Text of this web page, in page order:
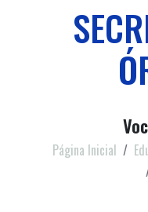
Página Inicial